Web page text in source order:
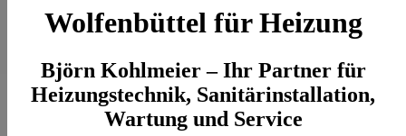
Wolfenbüttel für Heizung
Björn Kohlmeier – Ihr Partner für
Heizungstechnik, Sanitärinstallation,
Wartung und Service